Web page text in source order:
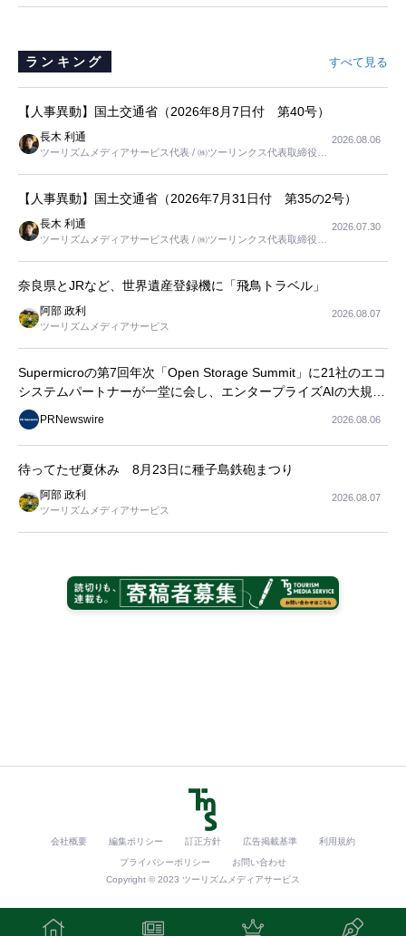
ランキング すべて見る
【人事異動】国土交通省（2026年8月7日付 第40号）
長木 利通
ツーリズムメディアサービス代表 / ㈱ツーリンクス代表取締役社
2026.08.06
【人事異動】国土交通省（2026年7月31日付 第35の2号）
長木 利通
ツーリズムメディアサービス代表 / ㈱ツーリンクス代表取締役社
2026.07.30
奈良県とJRなど、世界遺産登録機に「飛鳥トラベル」
阿部 政利
ツーリズムメディアサービス
2026.08.07
Supermicroの第7回年次「Open Storage Summit」に21社のエコ
システムパートナーが一堂に会し、エンタープライズAIの大規模
導入に関する実践的なガイダンスを共有
PRNewswire 2026.08.06
待ってたぜ夏休み 8月23日に種子島鉄砲まつり
阿部 政利
ツーリズムメディアサービス
2026.08.07
会社概要 編集ポリシー 訂正方針 広告掲載基準 利用規約
プライバシーポリシー
お問い合わせ
Copyright © 2023 ツーリズムメディアサービス